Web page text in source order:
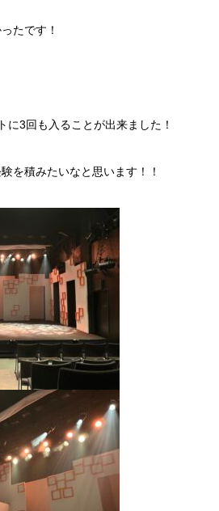
たです！
に3回も入ることが出来ました！
を積みたいなと思います！！